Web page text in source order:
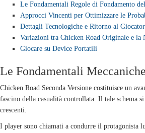
Le Fondamentali Regole di Fondamento
Approcci Vincenti per Ottimizzare le
Dettagli Tecnologiche e Ritorno al
Variazioni tra Chicken Road Originale e la
Giocare su Device Portatili
Le Fondamentali
Chicken Road Seconda Versione costituisce un
fascino della casualità controllata. Il tale schema
crescenti.
I player sono chiamati a condurre il protagonista